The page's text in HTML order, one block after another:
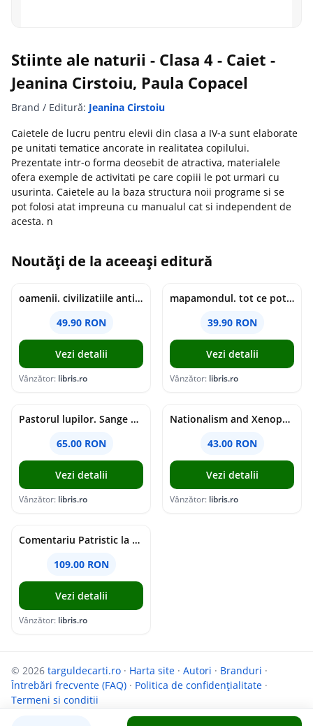
Stiinte ale naturii - Clasa 4 - Caiet -
Jeanina Cirstoiu, Paula Copacel
Brand / Editură: Jeanina Cirstoiu
Caietele de lucru pentru elevii din clasa a IV‑a sunt elaborate
pe unitati tematice ancorate in realitatea copilului.
Prezentate intr‑o forma deosebit de atractiva, materialele
ofera exemple de activitati pe care copiii le pot urmari cu
usurinta. Caietele au la baza structura noii programe si se
pot folosi atat impreuna cu manualul cat si independent de
acesta. n
Noutăți de la aceeași editură
oamenii. civilizatiile antice si lucrurile uluitoare pe care le-au creat - jonny marx, charlie davis
49.90 RON
Vezi detalii
Vânzător: libris.ro
mapamondul. tot ce poti invata dintr-o harta - raquel martin
39.90 RON
Vezi detalii
Vânzător: libris.ro
Pastorul lupilor. Sange de varcolac - Larisa Toader
65.00 RON
Vezi detalii
Vânzător: libris.ro
Nationalism and Xenophobia in Post-Soviet Russia - Ioana Madalina Miron
43.00 RON
Vezi detalii
Vânzător: libris.ro
Comentariu Patristic la Scriptura. Vechiul Testament II. Geneza, 12-50 - George Claudiu Tutu, Mark Sheridan, Alexander Baumgarten, Thomas C. Oden
109.00 RON
Vezi detalii
Vânzător: libris.ro
© 2026 targuldecarti.ro · Harta site · Autori · Branduri ·
Întrebări frecvente (FAQ) · Politica de confidențialitate ·
Termeni si conditii